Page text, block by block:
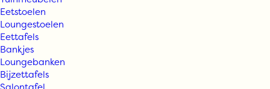
Eetstoelen
Loungestoelen
Eettafels
Bankjes
Loungebanken
Bijzettafels